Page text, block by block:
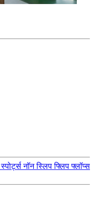
नॉन स्लिप फ्लिप फ्लॉप्स